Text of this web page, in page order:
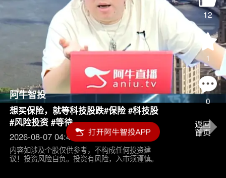
12
1
0
阿牛智投
想买保险，就等科技股跌#保险 #科技股
#风险投资 #等待
2026-08-07 04:45
内容如涉及个股仅供参考，不构成任何投资建
议！投资风险自负。投资有风险，入市须谨慎。